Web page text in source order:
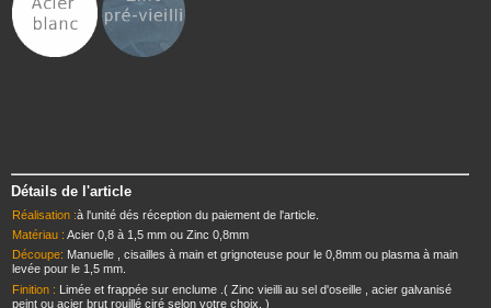
Détails de l'article
Réalisation :à l'unité dés réception du paiement de l'article.
Matériau : Acier 0,8 à 1,5 mm ou Zinc 0,8mm
Découpe: Manuelle , cisailles à main et grignoteuse pour le 0,8mm ou plasma à main
levée pour le 1,5 mm.
Finition : Limée et frappée sur enclume .( Zinc vieilli au sel d'oseille , acier galvanisé
peint ou acier brut rouillé ciré selon votre choix. )